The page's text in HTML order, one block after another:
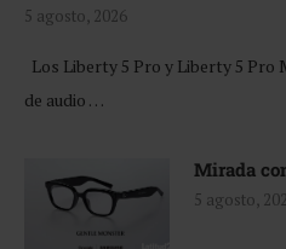
5 agosto, 2026
Los Liberty 5 Pro y Liberty 5 Pro
de audio …
Mirada
5 agosto,